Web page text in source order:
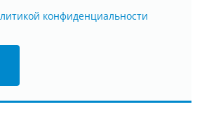
конфиденциальности